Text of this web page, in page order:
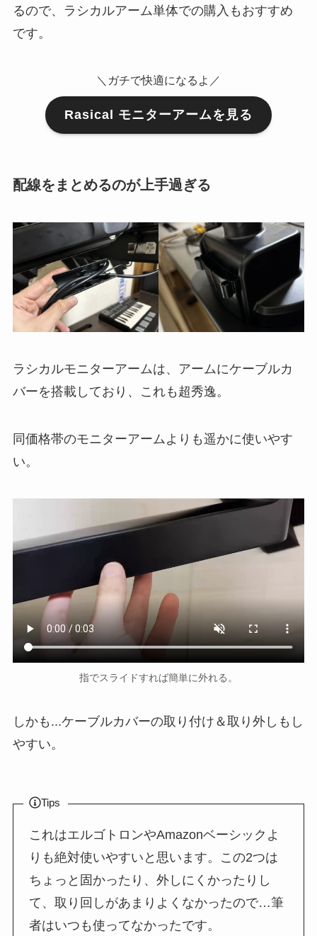
るので、ラシカルアーム単体での購入もおすすめ
です。
＼ガチで快適になるよ／
Rasical モニターアームを見る
配線をまとめるのが上手過ぎる
ラシカルモニターアームは、アームにケーブルカ
バーを搭載しており、これも超秀逸。
同価格帯のモニターアームよりも遥かに使いやす
い。
指でスライドすれば簡単に外れる。
しかも...ケーブルカバーの取り付け＆取り外しもし
やすい。
Tips
これはエルゴトロンやAmazonベーシックよ
りも絶対使いやすいと思います。この2つは
ちょっと固かったり、外しにくかったりし
て、取り回しがあまりよくなかったので…筆
者はいつも使ってなかったです。